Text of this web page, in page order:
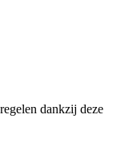
dankzij deze